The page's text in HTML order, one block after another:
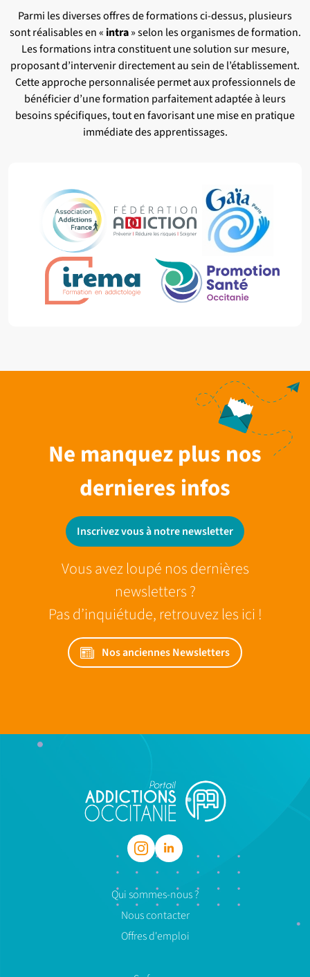
Parmi les diverses offres de formations ci-dessus, plusieurs
sont réalisables en « intra» selon les organismes de formation.
Les formations intra constituent une solution sur mesure,
proposant d’intervenir directement au sein de l’établissement.
Cette approche personnalisée permet aux professionnels de
bénéficier d’une formation parfaitement adaptée à leurs
besoins spécifiques, tout en favorisant une mise en pratique
immédiate des apprentissages.
Ne manquez plus nos
dernieres infos
Inscrivez vous à notre newsletter
Vous avez loupé nos dernières
newsletters ?
Pas d’inquiétude, retrouvez les ici !
Nos anciennes Newsletters
Qui sommes-nous ?
Nous contacter
Offres d'emploi